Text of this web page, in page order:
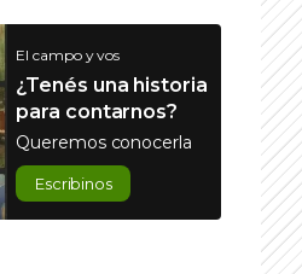
El campo y vos
¿Tenés una historia
para contarnos?
Queremos conocerla
Escribinos